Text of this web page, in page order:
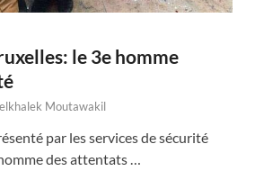
le 3e homme
Moutawakil
par les services de sécurité
des attentats …